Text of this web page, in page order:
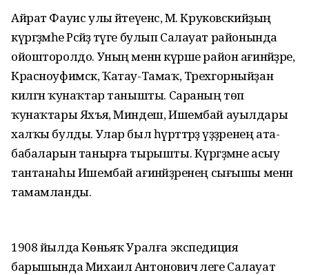
Айрат Фауис улы әйтеүенсә, М. Круковскийҙың
күргәҙмәһе Рәсәйҙә тәүге булып Салауат районында
ойошторолдо. Уның менән күрше район ағинәйҙәре,
Красноуфимск, Ҡатау-Тамаҡ, Трехгорныйҙан
килгән ҡунаҡтар танышты. Сараның төп
ҡунаҡтары Яхъя, Миндеш, Ишембай ауылдары
халҡы булды. Улар был һүрәттәрҙә үҙҙәренең ата-
бабаларын танырға тырышты. Күргәҙмәне асыу
тантанаһы Ишембай ағинәйҙәренең сығышы менән
тамамланды.
1908 йылда Көньяҡ Уралға экспедиция
барышында Михаил Антонович әлеге Салауат